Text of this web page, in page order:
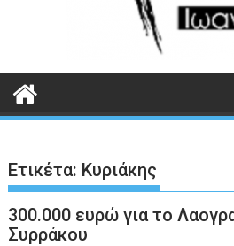
Ετικέτα: Κυριάκης
300.000 ευρώ για το
Συρράκου